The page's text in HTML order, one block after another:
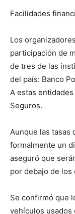
Facilidades
Los
participación de
de tres de las
del país: Banco
A estas
Seguros.
Aunque las tasas
formalmente un
aseguró que
por debajo de los
Se confirmó que
vehículos usados